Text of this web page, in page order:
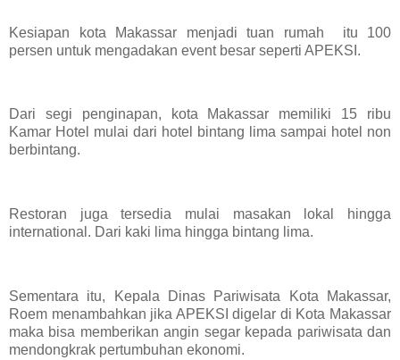
Kesiapan kota Makassar menjadi tuan rumah itu 100
persen untuk mengadakan event besar seperti APEKSI.
Dari segi penginapan, kota Makassar memiliki 15 ribu
Kamar Hotel mulai dari hotel bintang lima sampai hotel non
berbintang.
Restoran juga tersedia mulai masakan lokal hingga
international. Dari kaki lima hingga bintang lima.
Sementara itu, Kepala Dinas Pariwisata Kota Makassar,
Roem menambahkan jika APEKSI digelar di Kota Makassar
maka bisa memberikan angin segar kepada pariwisata dan
mendongkrak pertumbuhan ekonomi.